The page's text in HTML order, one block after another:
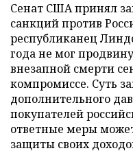
Сенат США принял
санкций против
республиканец
года не мог
внезапной смерти
компромиссе. Суть
дополнительного
покупателей
ответные меры
защиты своих